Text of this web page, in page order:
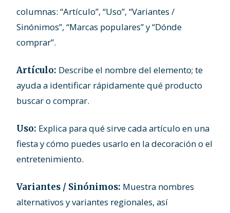
columnas: “Artículo”, “Uso”, “Variantes /
Sinónimos”, “Marcas populares” y “Dónde
comprar”.
Artículo: Describe el nombre del elemento; te
ayuda a identificar rápidamente qué producto
buscar o comprar.
Uso: Explica para qué sirve cada artículo en una
fiesta y cómo puedes usarlo en la decoración o el
entretenimiento.
Variantes / Sinónimos: Muestra nombres
alternativos y variantes regionales, así